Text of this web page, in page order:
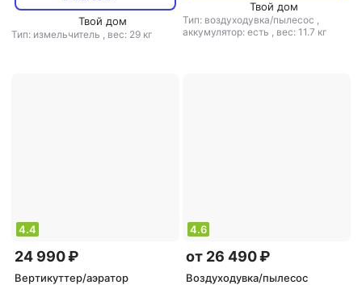
Твой дом
Тип: измельчитель , вес: 29 кг
Твой дом
Тип: воздуходувка/пылесос ,
аккумулятор: есть , вес: 11.7 кг
4.4
24 990 ₽
Вертикуттер/аэратор
4.6
от 26 490 ₽
Воздуходувка/пылесос